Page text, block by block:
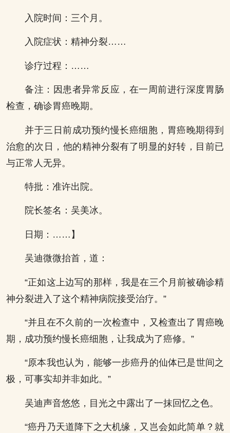
入院时间：三个月。
入院症状：精神分裂……
诊疗过程：……
备注：因患者异常反应，在一周前进行深度胃肠
检查，确诊胃癌晚期。
并于三日前成功预约慢长癌细胞，胃癌晚期得到
治愈的次日，他的精神分裂有了明显的好转，目前已
与正常人无异。
特批：准许出院。
院长签名：吴美冰。
日期：……】
吴迪微微抬首，道：
“正如这上边写的那样，我是在三个月前被确诊精
神分裂进入了这个精神病院接受治疗。”
“并且在不久前的一次检查中，又检查出了胃癌晚
期，成功预约慢长癌细胞，让我成为了癌修。”
“原本我也认为，能够一步癌丹的仙体已是世间之
极，可事实却并非如此。”
吴迪声音悠悠，目光之中露出了一抹回忆之色。
“癌丹乃天道降下之大机缘，又岂会如此简单？就